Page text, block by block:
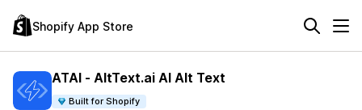
Shopify App Store
ATAI ‑ AltText.ai AI Alt Text
Built for Shopify